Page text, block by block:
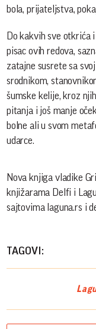
bola, prijateljstva,
Do kakvih sve otkrića
pisac ovih redova,
zatajne susrete sa
srodnikom,
šumske kelije, kroz
pitanja i još manje
bolne ali u svom
udarce.
Nova knjiga vladike
knjižarama Delfi i
sajtovima laguna.rs i
TAGOVI: